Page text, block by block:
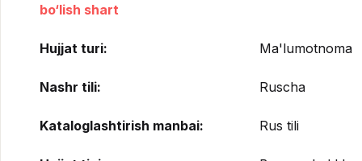
bo‘lish shart
Hujjat turi: Ma'lumotnoma
Nashr tili: Ruscha
Kataloglashtirish manbai: Rus tili